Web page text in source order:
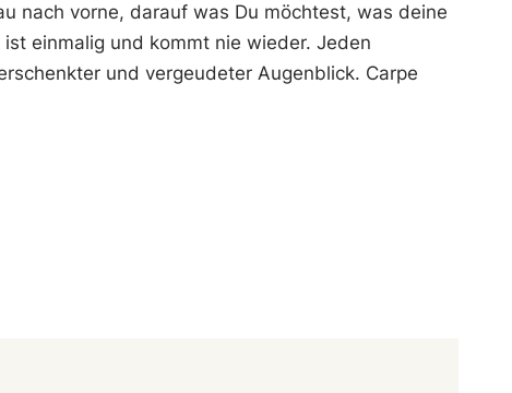
nach vorne, darauf was Du möchtest, was deine
einmalig und kommt nie wieder. Jeden
und vergeudeter Augenblick. Carpe